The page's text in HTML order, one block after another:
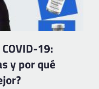
19:
y por qué